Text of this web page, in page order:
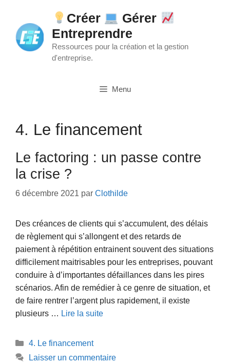
contenu
Créer
Gérer
Entreprendre
Ressources pour la création et la gestion
d'entreprise.
Menu
4. Le financement
Le factoring : un passe contre
la crise ?
6 décembre 2021 par Clothilde
Des créances de clients qui s’accumulent, des délais
de règlement qui s’allongent et des retards de
paiement à répétition entrainent souvent des situations
difficilement maitrisables pour les entreprises, pouvant
conduire à d’importantes défaillances dans les pires
scénarios. Afin de remédier à ce genre de situation, et
de faire rentrer l’argent plus rapidement, il existe
plusieurs … Lire la suite
Catégories
4. Le financement
Laisser un commentaire